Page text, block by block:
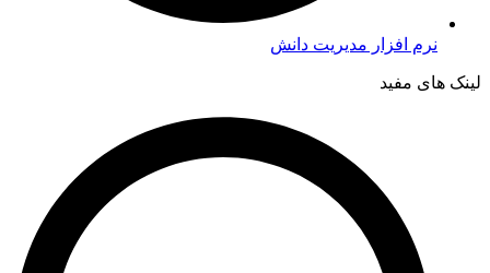
نرم افزار مدیریت دانش
لینک های مفید